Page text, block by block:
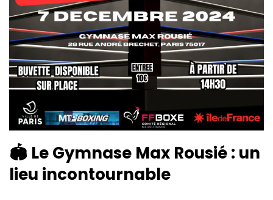
🏟️ Le Gymnase Max Rousié : un
lieu incontournable